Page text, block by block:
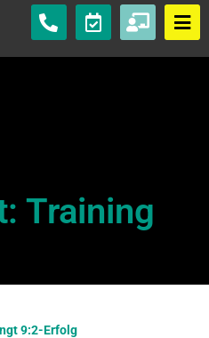
Training
9:2-Erfolg